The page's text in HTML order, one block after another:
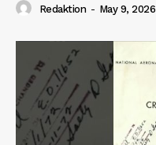
Redaktion - May 9, 2026